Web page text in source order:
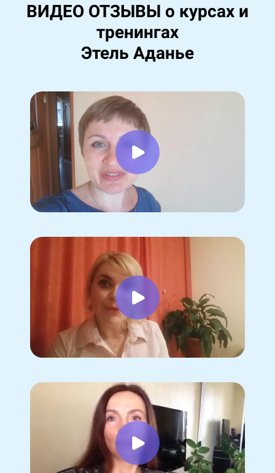
ВИДЕО ОТЗЫВЫ о курсах и
тренингах
Этель Аданье